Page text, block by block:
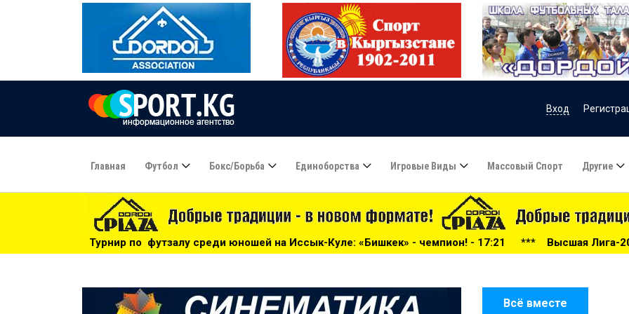
Вход
Главная Футбол Бокс/борьба Единоборства Игровые Виды Массовый Спорт Другие
футзалу среди юношей на Иссык-Куле: «Бишкек» - чемпион! - 17:21 *** Высшая Лига-2026: беспощадный
Всё вместе